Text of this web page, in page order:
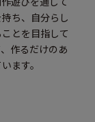
ち、自分らし
とを目指して
作るだけのあ
ます。